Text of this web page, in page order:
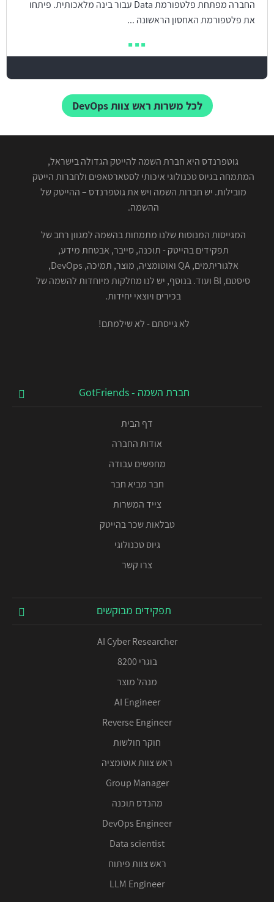
החברה מפתחת פלטפורמת Data עבור בינה מלאכותית. פיתחו
את פלטפורמת האחסון הראשונה ...
לכל משרות ראש צוות DevOps
גוטפרנדס היא חברת השמה להייטק הגדולה בישראל,
המתמחה בגיוס טכנולוגי איכותי לסטארטאפים ולחברות הייטק
מובילות. יש חברות השמה ויש את גוטפרנדס – ההייטק של
ההשמה.
המגייסות המנוסות שלנו מתמחות בהשמה למגוון רחב של
תפקידים בהייטק - תוכנה, סייבר, אבטחת מידע,
אלגוריתמים, QA ואוטומציה, מוצר, תמיכה, DevOps,
סיסטם, BI ועוד. בנוסף, יש לנו מחלקות מיוחדות להשמה של
בכירים ויוצאי יחידות.
לא גייסתם - לא שילמתם!
חברת השמה - GotFriends
דף הבית
אודות החברה
מחפשים עבודה
חבר מביא חבר
צייד המשרות
טבלאות שכר בהייטק
גיוס טכנולוגי
צרו קשר
תפקידים מבוקשים
AI Cyber Researcher
בוגרי 8200
מנהל מוצר
AI Engineer
Reverse Engineer
חוקר חולשות
ראש צוות אוטומציה
Group Manager
מהנדס תוכנה
DevOps Engineer
Data scientist
ראש צוות פיתוח
LLM Engineer